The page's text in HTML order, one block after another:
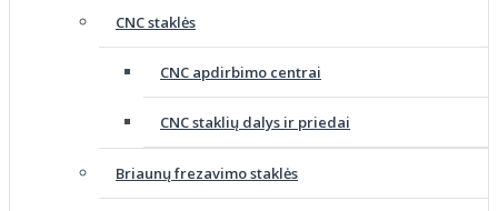
CNC staklės
CNC apdirbimo centrai
CNC staklių dalys ir priedai
Briaunų frezavimo staklės